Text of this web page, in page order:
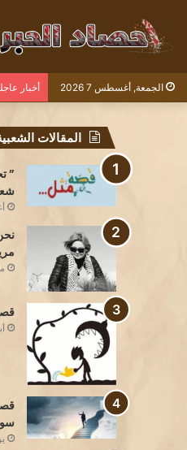
الجمعة, أغسطس 7 2026 أخبار
المقالات
”